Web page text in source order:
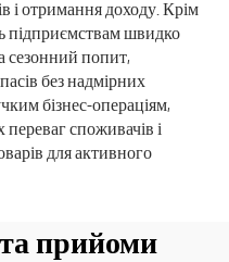
і отримання доходу. Крім
підприємствам швидко
сезонний попит,
без надмірних
бізнес-операціям,
споживачів і
для активного
та прийоми